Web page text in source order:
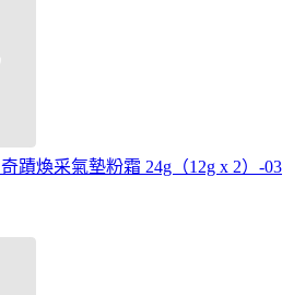
蹟煥采氣墊粉霜 24g（12g x 2）-03